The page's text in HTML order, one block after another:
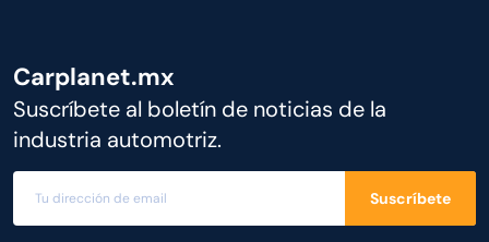
Carplanet.mx
Suscríbete al boletín de noticias de la
industria automotriz.
Suscríbete